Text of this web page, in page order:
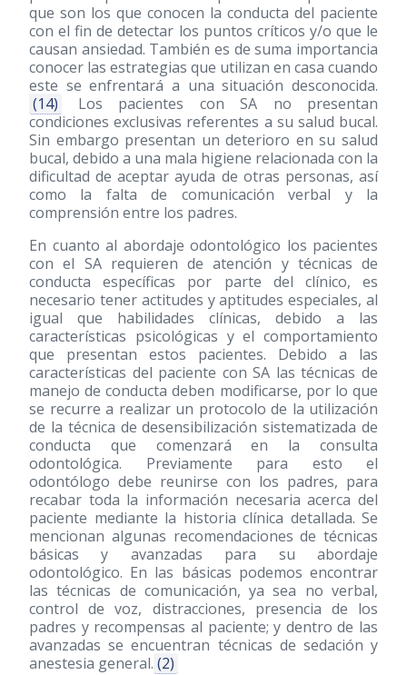
que son los que conocen la conducta del paciente
con el fin de detectar los puntos críticos y/o que le
causan ansiedad. También es de suma importancia
conocer las estrategias que utilizan en casa cuando
este se enfrentará a una situación desconocida.
(14)
Los pacientes con SA no presentan
condiciones exclusivas referentes a su salud bucal.
Sin embargo presentan un deterioro en su salud
bucal, debido a una mala higiene relacionada con la
dificultad de aceptar ayuda de otras personas, así
como la falta de comunicación verbal y la
comprensión entre los padres.
En cuanto al abordaje odontológico los pacientes
con el SA requieren de atención y técnicas de
conducta específicas por parte del clínico, es
necesario tener actitudes y aptitudes especiales, al
igual que habilidades clínicas, debido a las
características psicológicas y el comportamiento
que presentan estos pacientes. Debido a las
características del paciente con SA las técnicas de
manejo de conducta deben modificarse, por lo que
se recurre a realizar un protocolo de la utilización
de la técnica de desensibilización sistematizada de
conducta que comenzará en la consulta
odontológica. Previamente para esto el
odontólogo debe reunirse con los padres, para
recabar toda la información necesaria acerca del
paciente mediante la historia clínica detallada. Se
mencionan algunas recomendaciones de técnicas
básicas y avanzadas para su abordaje
odontológico. En las básicas podemos encontrar
las técnicas de comunicación, ya sea no verbal,
control de voz, distracciones, presencia de los
padres y recompensas al paciente; y dentro de las
avanzadas se encuentran técnicas de sedación y
anestesia general. (2)